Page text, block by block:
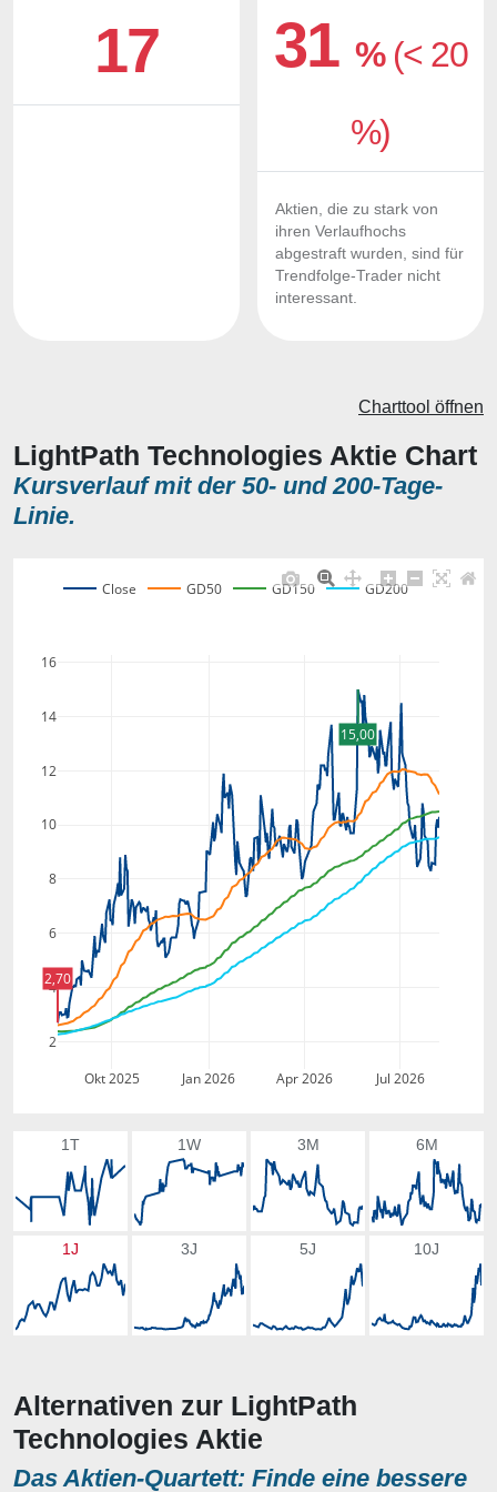
17 31% (< 20
%)
Aktien, die zu stark von
ihren Verlaufhochs
abgestraft wurden, sind für
Trendfolge-Trader nicht
interessant.
LightPath Technologies Aktie Chart
Kursverlauf mit der 50- und 200-Tage-
Linie.
Charttool öffnen
Okt 2025 Jan 2026 Apr 2026 Jul 2026
2
4
6
8
10
12
14
16
Close GD50 GD150 GD200
15,00
2,70
1T 1W 3M 6M
1J 3J 5J 10J
Alternativen zur LightPath
Technologies Aktie
Das Aktien-Quartett: Finde eine bessere